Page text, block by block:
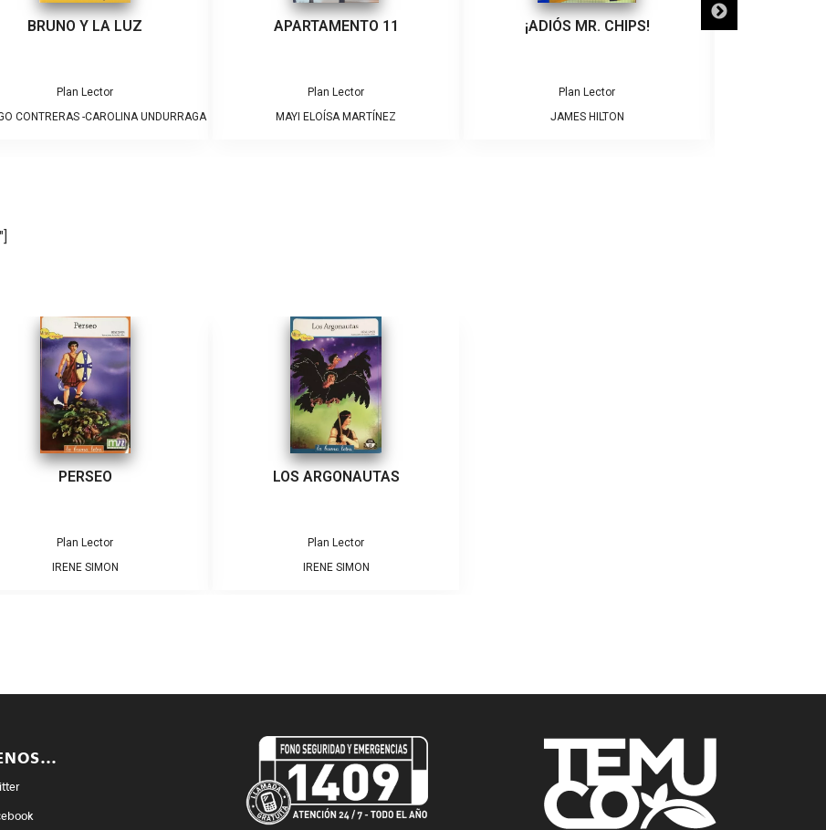
BRUNO Y LA LUZ
Plan Lector
CONTRERAS -CAROLINA UNDURRAGA
APARTAMENTO 11
Plan Lector
MAYI ELOÍSA MARTÍNEZ
¡ADIÓS MR. CHIPS!
Plan Lector
JAMES HILTON
EL TIGRE QUE
PERSEO
Plan Lector
IRENE SIMON
LOS ARGONAUTAS
Plan Lector
IRENE SIMON